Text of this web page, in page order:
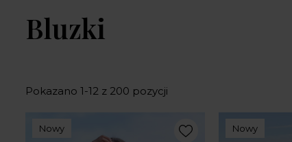
Bluzki
Pokazano 1-12 z 200 pozycji
Nowy Nowy